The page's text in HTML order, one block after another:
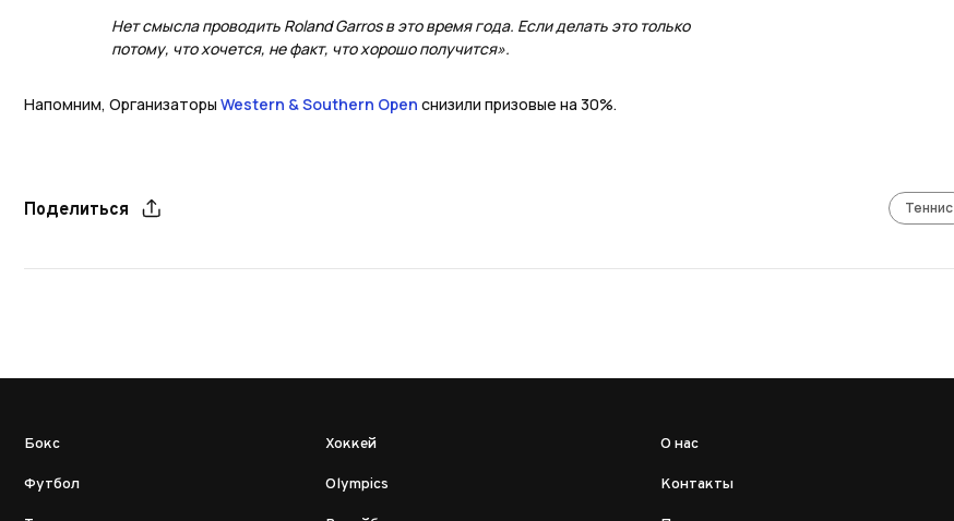
Нет смысла проводить Roland Garros в это время года. Если делать это только
потому, что хочется, не факт, что хорошо получится».
Напомним, Организаторы Western & Southern Open снизили призовые на 30%.
Поделиться Теннис
Бокс
Футбол
Хоккей
Olympics
О нас
Контакты